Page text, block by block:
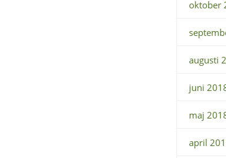
oktober
augusti
juni
maj
april